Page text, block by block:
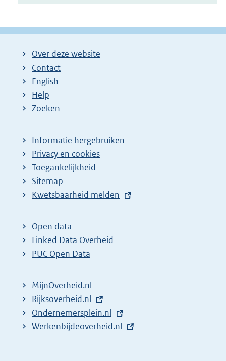
Over deze website
Contact
English
Help
Zoeken
Informatie hergebruiken
Privacy en cookies
Toegankelijkheid
Sitemap
E
t
e
r
l
i
n
k
Kwetsbaarheid melden
Open data
Linked Data Overheid
PUC Open Data
MijnOverheid.nl
E
x
t
Rijksoverheid.nl
E
x
Ondernemersplein.nl
E
Werkenbijdeoverheid.nl